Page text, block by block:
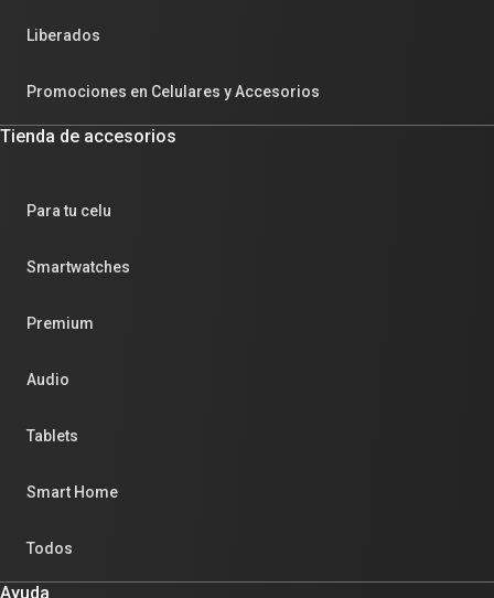
Liberados
Promociones en Celulares y Accesorios
Tienda de accesorios
Para tu celu
Smartwatches
Premium
Audio
Tablets
Smart Home
Todos
Ayuda